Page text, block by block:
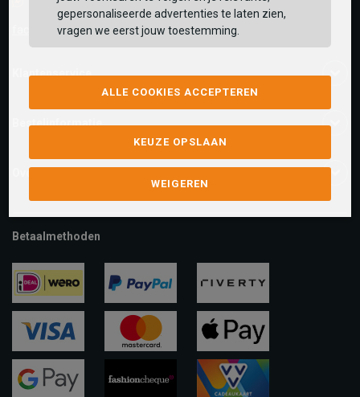
facebook.com/SchuurmanSchoenen
Klantenservice
Bestelinformatie
Over ons
Betaalmethoden
ideal paypal riverty
visa
apple-
pay
gepersonaliseerde advertenties te laten zien,
vragen we eerst jouw toestemming.
ALLE COOKIES ACCEPTEREN
KEUZE OPSLAAN
WEIGEREN